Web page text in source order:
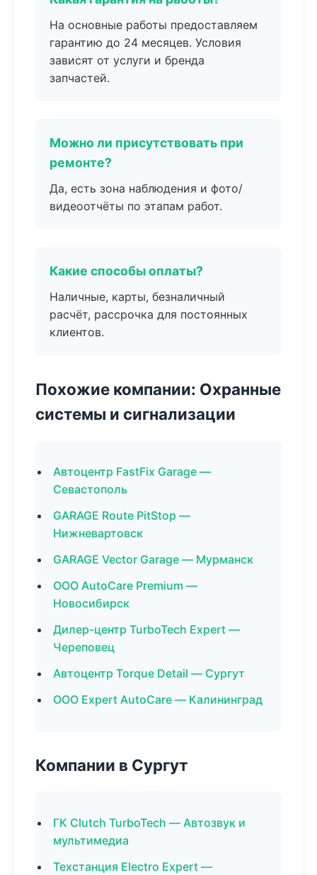
На основные работы предоставляем
гарантию до 24 месяцев. Условия
зависят от услуги и бренда
запчастей.
Можно ли присутствовать при
ремонте?
Да, есть зона наблюдения и фото/
видеоотчёты по этапам работ.
Какие способы оплаты?
Наличные, карты, безналичный
расчёт, рассрочка для постоянных
клиентов.
Похожие компании: Охранные
системы и сигнализации
Автоцентр FastFix Garage —
Севастополь
GARAGE Route PitStop —
Нижневартовск
GARAGE Vector Garage — Мурманск
ООО AutoCare Premium —
Новосибирск
Дилер-центр TurboTech Expert —
Череповец
Автоцентр Torque Detail — Сургут
ООО Expert AutoCare — Калининград
Компании в Сургут
ГК Clutch TurboTech — Автозвук и
мультимедиа
Техстанция Electro Expert —